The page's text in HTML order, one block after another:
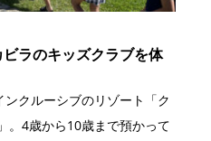
ラのキッズクラブを体
クルーシブのリゾート「ク
。4歳から10歳まで預かって